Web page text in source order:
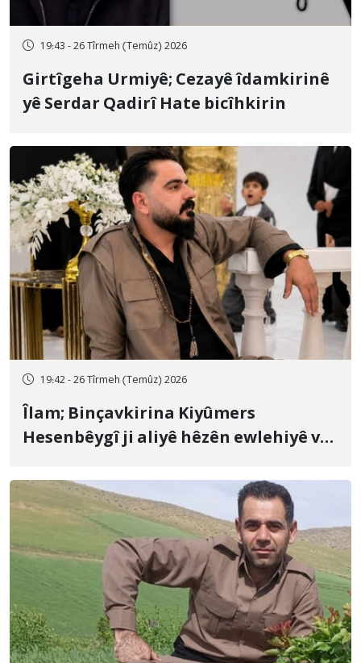
19:43 - 26 Tîrmeh (Temûz) 2026
Girtîgeha Urmiyê; Cezayê îdamkirinê
yê Serdar Qadirî Hate bicîhkirin
19:42 - 26 Tîrmeh (Temûz) 2026
Îlam; Binçavkirina Kiyûmers
Hesenbêygî ji aliyê hêzên ewlehiyê ve